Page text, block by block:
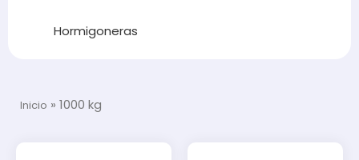
Hormigoneras
Inicio » 1000 kg